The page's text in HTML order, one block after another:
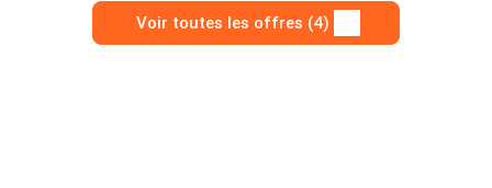
Voir toutes les offres (4)